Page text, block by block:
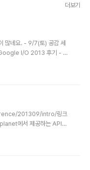
더보기
많네요. - 9/7(토) 공감 세
I/O 2013 후기 - 1
:
201309/intro/링크
에서 제공하는 API를